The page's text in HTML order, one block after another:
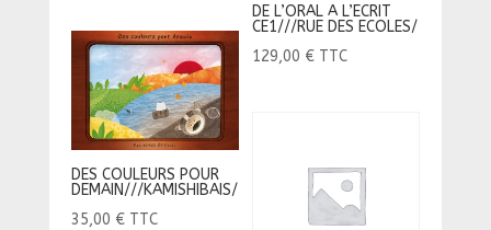
DE L’ORAL A L’ECRIT
CE1///RUE DES ECOLES/
129,00 € TTC
DES COULEURS POUR
DEMAIN///KAMISHIBAIS/
35,00 € TTC